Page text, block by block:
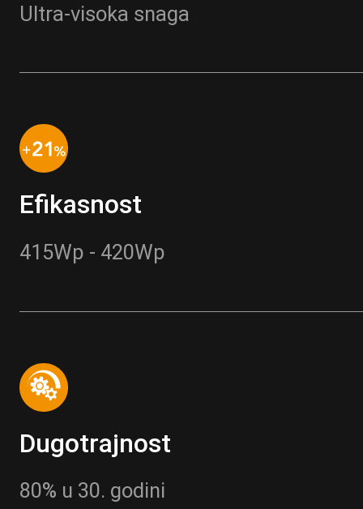
Ultra-visoka snaga
Efikasnost
415Wp - 420Wp
Dugotrajnost
80% u 30. godini